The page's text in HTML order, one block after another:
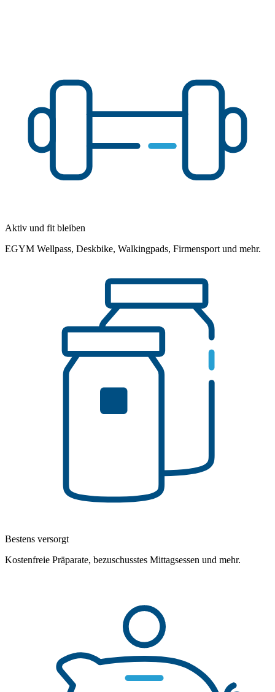
Aktiv und fit bleiben
EGYM Wellpass, Deskbike, Walkingpads, Firmensport und mehr.
Bestens versorgt
Kostenfreie Präparate, bezuschusstes Mittagsessen und mehr.